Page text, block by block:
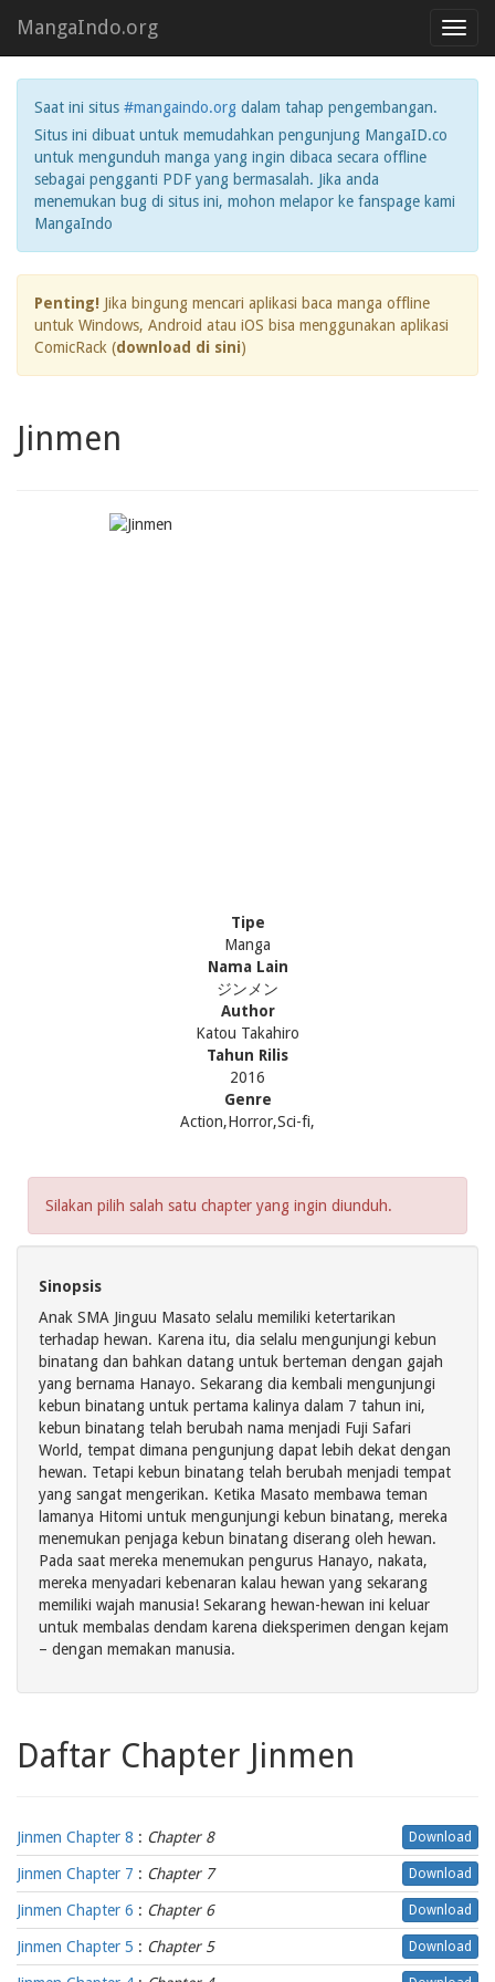
MangaIndo.org
Saat ini situs #mangaindo.org dalam tahap pengembangan.
Situs ini dibuat untuk memudahkan pengunjung MangaID.co
untuk mengunduh manga yang ingin dibaca secara offline
sebagai pengganti PDF yang bermasalah. Jika anda
menemukan bug di situs ini, mohon melapor ke fanspage kami
MangaIndo
Penting! Jika bingung mencari aplikasi baca manga offline
untuk Windows, Android atau iOS bisa menggunakan aplikasi
ComicRack (download di sini)
Jinmen
Tipe
Manga
Nama Lain
ジンメン
Author
Katou Takahiro
Tahun Rilis
2016
Genre
Action,Horror,Sci-fi,
Silakan pilih salah satu chapter yang ingin diunduh.
Sinopsis
Anak SMA Jinguu Masato selalu memiliki ketertarikan
terhadap hewan. Karena itu, dia selalu mengunjungi kebun
binatang dan bahkan datang untuk berteman dengan gajah
yang bernama Hanayo. Sekarang dia kembali mengunjungi
kebun binatang untuk pertama kalinya dalam 7 tahun ini,
kebun binatang telah berubah nama menjadi Fuji Safari
World, tempat dimana pengunjung dapat lebih dekat dengan
hewan. Tetapi kebun binatang telah berubah menjadi tempat
yang sangat mengerikan. Ketika Masato membawa teman
lamanya Hitomi untuk mengunjungi kebun binatang, mereka
menemukan penjaga kebun binatang diserang oleh hewan.
Pada saat mereka menemukan pengurus Hanayo, nakata,
mereka menyadari kebenaran kalau hewan yang sekarang
memiliki wajah manusia! Sekarang hewan-hewan ini keluar
untuk membalas dendam karena dieksperimen dengan kejam
– dengan memakan manusia.
Daftar Chapter Jinmen
Jinmen Chapter 8 : Chapter 8 Download
Jinmen Chapter 7 : Chapter 7 Download
Jinmen Chapter 6 : Chapter 6 Download
Jinmen Chapter 5 : Chapter 5 Download